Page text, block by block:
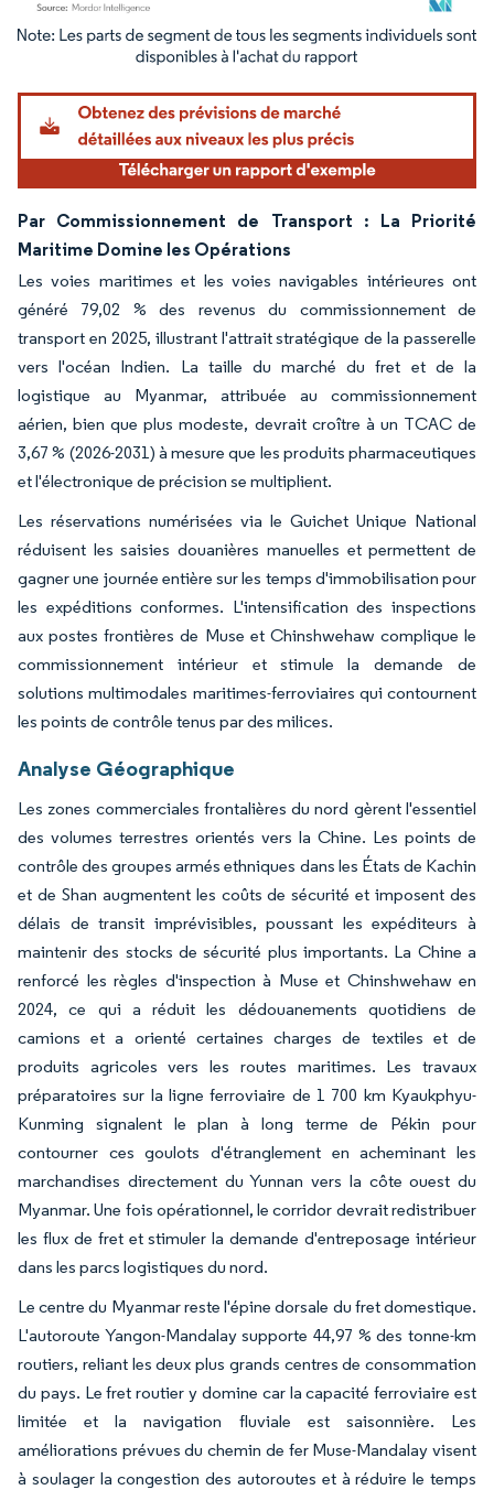
Image © Mordor Intelligence. La réutilisation nécessite une attribution sous CC BY
Par Commissionnement de Transport : La Priorité
Maritime Domine les Opérations
Les voies maritimes et les voies navigables intérieures ont
généré 79,02 % des revenus du commissionnement de
transport en 2025, illustrant l'attrait stratégique de la passerelle
vers l'océan Indien. La taille du marché du fret et de la
logistique au Myanmar, attribuée au commissionnement
aérien, bien que plus modeste, devrait croître à un TCAC de
3,67 % (2026-2031) à mesure que les produits pharmaceutiques
et l'électronique de précision se multiplient.
Les réservations numérisées via le Guichet Unique National
réduisent les saisies douanières manuelles et permettent de
gagner une journée entière sur les temps d'immobilisation pour
les expéditions conformes. L'intensification des inspections
aux postes frontières de Muse et Chinshwehaw complique le
commissionnement intérieur et stimule la demande de
solutions multimodales maritimes-ferroviaires qui contournent
les points de contrôle tenus par des milices.
Analyse Géographique
Les zones commerciales frontalières du nord gèrent l'essentiel
des volumes terrestres orientés vers la Chine. Les points de
contrôle des groupes armés ethniques dans les États de Kachin
et de Shan augmentent les coûts de sécurité et imposent des
délais de transit imprévisibles, poussant les expéditeurs à
maintenir des stocks de sécurité plus importants. La Chine a
renforcé les règles d'inspection à Muse et Chinshwehaw en
2024, ce qui a réduit les dédouanements quotidiens de
camions et a orienté certaines charges de textiles et de
produits agricoles vers les routes maritimes. Les travaux
préparatoires sur la ligne ferroviaire de 1 700 km Kyaukphyu-
Kunming signalent le plan à long terme de Pékin pour
contourner ces goulots d'étranglement en acheminant les
marchandises directement du Yunnan vers la côte ouest du
Myanmar. Une fois opérationnel, le corridor devrait redistribuer
les flux de fret et stimuler la demande d'entreposage intérieur
dans les parcs logistiques du nord.
Le centre du Myanmar reste l'épine dorsale du fret domestique.
L'autoroute Yangon-Mandalay supporte 44,97 % des tonne-km
routiers, reliant les deux plus grands centres de consommation
du pays. Le fret routier y domine car la capacité ferroviaire est
limitée et la navigation fluviale est saisonnière. Les
améliorations prévues du chemin de fer Muse-Mandalay visent
à soulager la congestion des autoroutes et à réduire le temps